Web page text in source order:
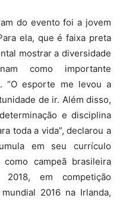
do evento foi a jovem
ela, que é faixa preta
mostrar a diversidade
como importante
“O esporte me levou a
de ir. Além disso,
e disciplina
toda a vida”, declarou a
em seu currículo
campeã brasileira
2018, em competição
2016 na Irlanda,